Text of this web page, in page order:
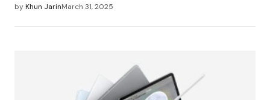
byKhun JarinMarch 31, 2025